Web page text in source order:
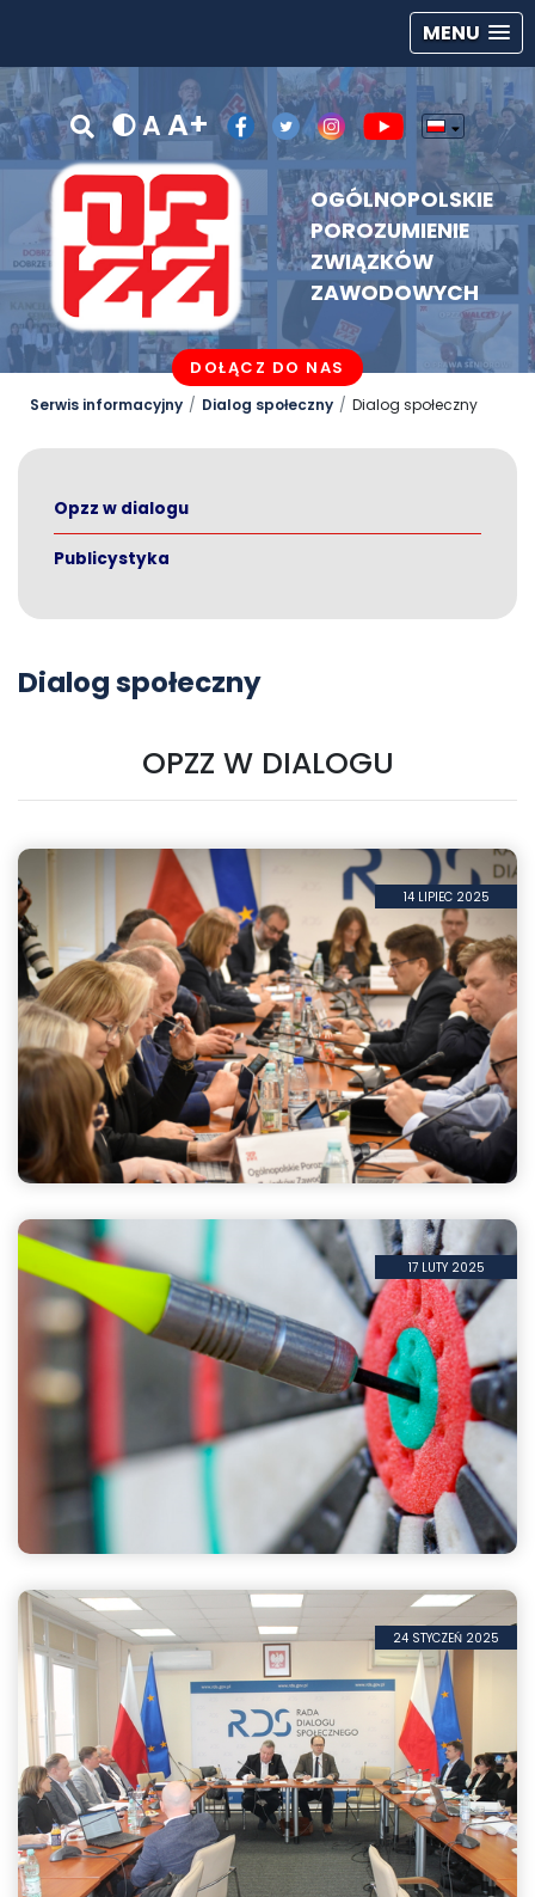
MENU
A A+
OGÓLNOPOLSKIE
POROZUMIENIE
ZWIĄZKÓW
ZAWODOWYCH
DOŁĄCZ DO NAS
Serwis informacyjny Dialog społeczny Dialog społeczny
Opzz w dialogu
Publicystyka
Dialog społeczny
OPZZ W DIALOGU
14 LIPIEC 2025
17 LUTY 2025
24 STYCZEŃ 2025